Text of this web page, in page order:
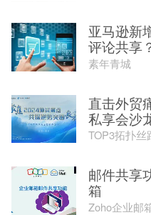
亚马逊新
评论共享
素年青城
直击外贸
私享会沙
面，...
TOP3拓扑丝
邮件共享功能
箱
Zoho企业邮